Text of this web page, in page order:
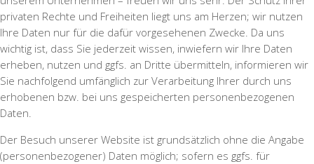
privaten Rechte und Freiheiten liegt uns am Herzen; wir nutzen
Ihre Daten nur für die dafür vorgesehenen Zwecke. Da uns
wichtig ist, dass Sie jederzeit wissen, inwiefern wir Ihre Daten
erheben, nutzen und ggfs. an Dritte übermitteln, informieren wir
Sie nachfolgend umfänglich zur Verarbeitung Ihrer durch uns
erhobenen bzw. bei uns gespeicherten personenbezogenen
Daten.
Der Besuch unserer Website ist grundsätzlich ohne die Angabe
(personenbezogener) Daten möglich; sofern es ggfs. für